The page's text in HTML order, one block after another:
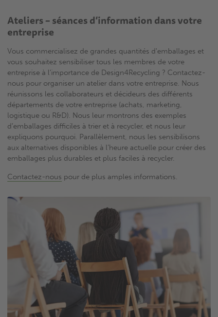
Ateliers – séances d’information dans votre
entreprise
Vous commercialisez de grandes quantités d'emballages et
vous souhaitez sensibiliser tous les membres de votre
entreprise à l'importance de Design4Recycling ? Contactez-
nous pour organiser un atelier dans votre entreprise. Nous
réunissons les collaborateurs et décideurs des différents
départements de votre entreprise (achats, marketing,
logistique ou R&D). Nous leur montrons des exemples
d’emballages difficiles à trier et à recycler, et nous leur
expliquons pourquoi. Parallèlement, nous les sensibilisons
aux alternatives disponibles à l’heure actuelle pour créer des
emballages plus durables et plus faciles à recycler.
Contactez-nous pour de plus amples informations.